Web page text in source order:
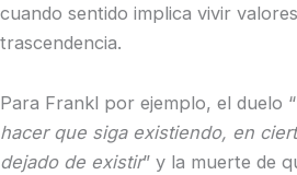
cuando sentido implica vivir
trascendencia.
Para Frankl por ejemplo, el duelo “
hacer que siga existiendo, en
dejado de existir” y la muerte de